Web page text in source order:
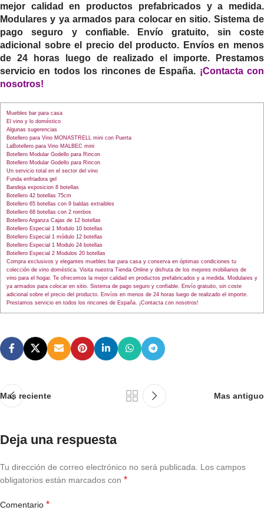
mejor calidad en productos prefabricados y a medida.
Modulares y ya armados para colocar en sitio. Sistema de
pago seguro y confiable. Envío gratuito, sin coste
adicional sobre el precio del producto. Envíos en menos
de 24 horas luego de realizado el importe. Prestamos
servicio en todos los rincones de España. ¡Contacta con
nosotros!
Muebles bar para casa
El vino y lo doméstico
Algunas sugerencias
Botellero para Vino MONASTRELL mini con Puerta
LaBotellero para Vino MALBEC mini
Botellero Modular Godello para Rincon
Botellero Modular Godello para Rincon
Un servicio total en el sector del vino
Funda enfriadora gel
Bandeja exposicion 8 botellas
Botellero 42 botellas 75cm
Botellero 65 botellas con 9 baldas extraibles
Botellero 68 botellas con 2 rombos
Botellero Arganza Cajas de 12 botellas
Botellero Especial 1 Modulo 10 botellas
Botellero Especial 1 módulo 12 botellas
Botellero Especial 1 Modulo 24 botellas
Botellero Especial 2 Modulos 20 botellas
Compra exclusivos y elegantes muebles bar para casa y conserva en óptimas condiciones tu
colección de vino doméstica. Visita nuestra Tienda Online y disfruta de los mejores mobiliarios de
vino para el hogar. Te ofrecemos la mejor calidad en productos prefabricados y a medida. Modulares y
ya armados para colocar en sitio. Sistema de pago seguro y confiable. Envío gratuito, sin coste
adicional sobre el precio del producto. Envíos en menos de 24 horas luego de realizado el importe.
Prestamos servicio en todos los rincones de España. ¡Contacta con nosotros!
Mas reciente Mas antiguo
Deja una respuesta
Tu dirección de correo electrónico no será publicada.
Los campos
obligatorios están marcados con *
Comentario *